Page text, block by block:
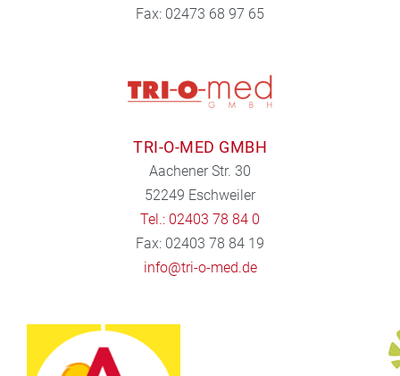
Fax: 02473 68 97 65
TRI-O-MED GMBH
Aachener Str. 30
52249 Eschweiler
Tel.: 02403 78 84 0
Fax: 02403 78 84 19
info@tri-o-med.de